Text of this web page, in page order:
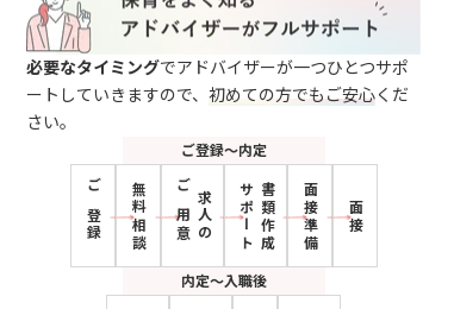
必要なタイミングでアドバイザーが一つひとつサポ
ートしていきますので、 初めての方でもご安心くだ
さい。
ご登録〜内定
ご登録 無料相談 求人の
ご用意 書類作成
サポート 面接準備 面接
内定〜入職後